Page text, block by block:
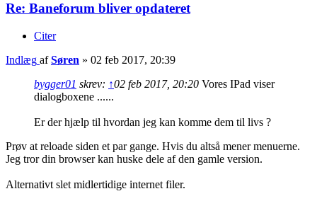
Re: Baneforum bliver opdateret
Citer
Indlæg afSøren » 02 feb 2017, 20:39
bygger01 skrev: ↑02 feb 2017, 20:20 Vores IPad viser
dialogboxene ......
Er der hjælp til hvordan jeg kan komme dem til livs ?
Prøv at reloade siden et par gange. Hvis du altså mener menuerne.
Jeg tror din browser kan huske dele af den gamle version.
Alternativt slet midlertidige internet filer.